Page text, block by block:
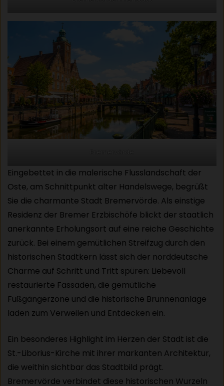
Eingebettet in die malerische Flusslandschaft der
Oste, am Schnittpunkt alter Handelswege, begrüßt
Sie die charmante Stadt Bremervörde. Als einstige
Residenz der Bremer Erzbischöfe blickt der staatlich
anerkannte Erholungsort auf eine reiche Geschichte
zurück. Bei einem gemütlichen Streifzug durch den
historischen Stadtkern lässt sich der norddeutsche
Charme auf Schritt und Tritt spüren: Liebevoll
restaurierte Fassaden, die gemütliche
Fußgängerzone und die historische Brunnenanlage
laden zum Verweilen und Entdecken ein.
Ein besonderes Highlight im Herzen der Stadt ist die
St.-Liborius-Kirche mit ihrer markanten Architektur,
die weithin sichtbar das Stadtbild prägt.
Bremervörde verbindet diese historischen Wurzeln